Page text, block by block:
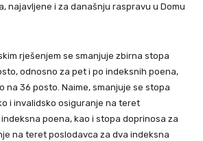
najavljene i za današnju raspravu u Domu
rješenjem se smanjuje zbirna stopa
odnosno za pet i po indeksnih poena,
na 36 posto. Naime, smanjuje se stopa
i invalidsko osiguranje na teret
poena, kao i stopa doprinosa za
na teret poslodavca za dva indeksna